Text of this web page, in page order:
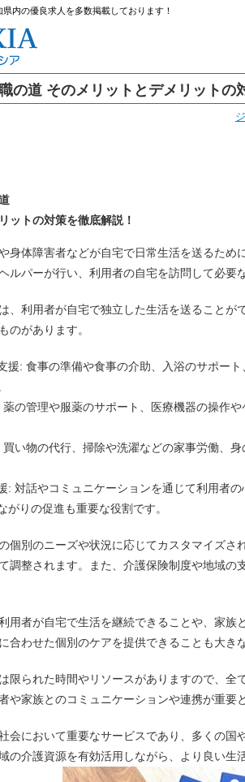
県内の優良求人を多数掲載しております！
の道 そのメリットとデメリットの
ットの対策を徹底解説！
身体障害者などが自宅で日常生活を送るた
ルパーが行い、利用者の自宅を訪問して必要
、利用者が自宅で独立した生活を送ること
のがあります。
援: 食事の準備や食事の介助、入浴のサポー
薬の管理や服薬のサポート、医療機器の操作
買い物の代行、掃除や洗濯などの家事労働、
: 対話やコミュニケーションを通じて利用者
がりの促進も重要な役割です。
個別のニーズや状況に応じてカスタマイズ
調整されます。また、介護保険制度や地域の
用者が自宅で生活を継続できることや、家族
合わせた個別のケアを提供できることも大き
限られた時間やリソースがありますので、全
や家族とのコミュニケーションや連携が重要
会において重要なサービスであり、多くの国
の介護資源を有効活用しながら、より良い生